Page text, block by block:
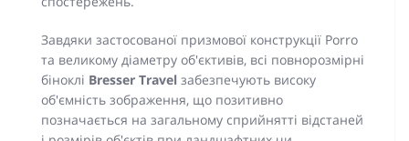
Завдяки застосованої призмової конструкції Porro
та великому діаметру об'єктивів, всі повнорозмірні
біноклі Bresser Travel забезпечують високу
об'ємність зображення, що позитивно
позначається на загальному сприйнятті відстаней